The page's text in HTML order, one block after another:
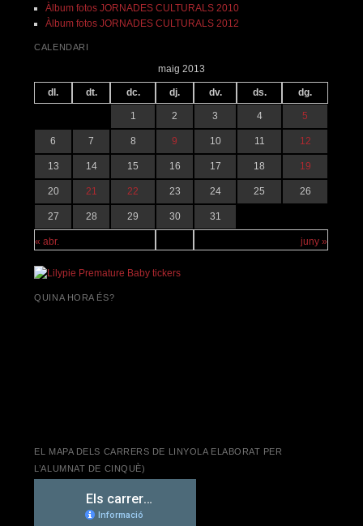
Àlbum fotos JORNADES CULTURALS 2010
Àlbum fotos JORNADES CULTURALS 2012
CALENDARI
maig 2013
dl. dt. dc. dj. dv. ds. dg.
« abr. juny »
1 2 3 4 5
6 7 8 9 10 11 12
13 14 15 16 17 18 19
20 21 22 23 24 25 26
27 28 29 30 31
QUINA HORA ÉS?
EL MAPA DELS CARRERS DE LINYOLA ELABORAT PER
L’ALUMNAT DE CINQUÈ)